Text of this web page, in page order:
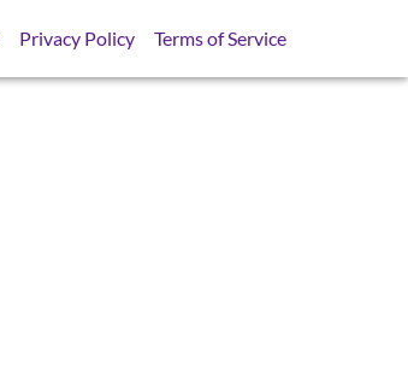
Privacy Policy Terms of Service